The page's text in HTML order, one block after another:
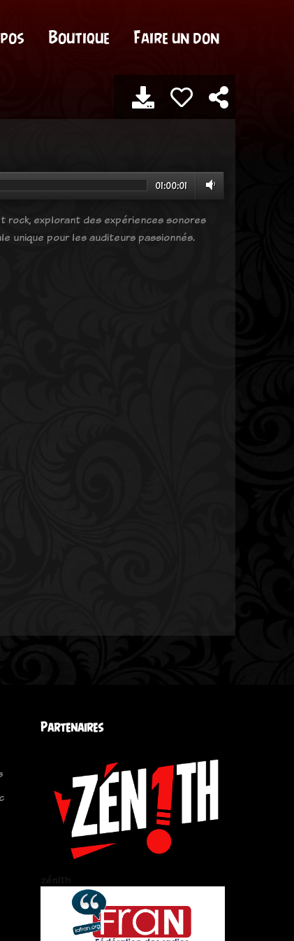
Boutique Faire un don
01:00:01
rock, explorant des expériences sonores
unique pour les auditeurs passionnés.
Partenaires